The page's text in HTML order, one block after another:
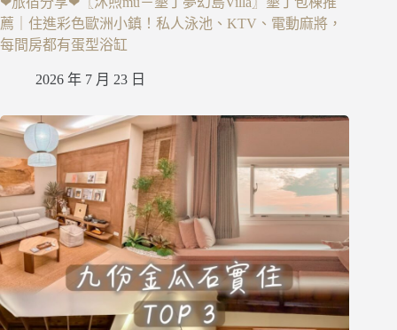
薦｜住進彩色歐洲小鎮！私人泳池、KTV、電動麻將，
每間房都有蛋型浴缸
2026 年 7 月 23 日